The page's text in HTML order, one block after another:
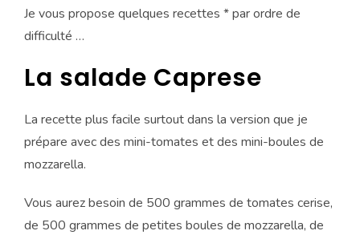
Je vous propose quelques recettes * par ordre de
difficulté …
La salade Caprese
La recette plus facile surtout dans la version que je
prépare avec des mini-tomates et des mini-boules de
mozzarella.
Vous aurez besoin de 500 grammes de tomates cerise,
de 500 grammes de petites boules de mozzarella, de